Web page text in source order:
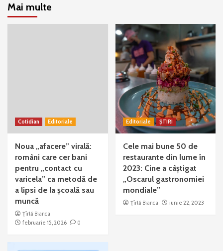
Mai multe
Cotidian Editoriale
Noua „afacere” virală:
români care cer bani
pentru „contact cu
varicela” ca metodă de
a lipsi de la școală sau
muncă
Țîrlă Bianca
februarie 15, 2026
0
Editoriale ȘTIRI
Cele mai bune 50 de
restaurante din lume în
2023: Cine a câștigat
„Oscarul gastronomiei
mondiale”
Țîrlă Bianca iunie 22, 2023